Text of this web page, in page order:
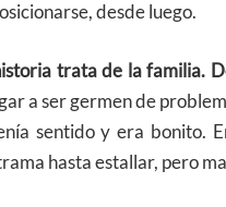
desde luego.
trata de la familia.
a ser germen de
sentido y era bonito.
hasta estallar, pero